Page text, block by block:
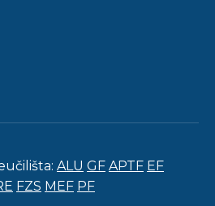
ALU GF APTF EF
FZS MEF PF